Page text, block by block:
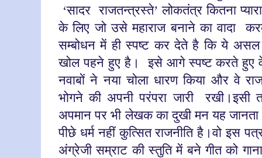
‘सादर राजतन्त्रस्ते’ लोकतंत्र कितना
के लिए जो उसे महाराज बनाने का वादा
सम्बोधन में ही स्पष्ट कर देते है कि ये
खोल पहने हुए है। इसे आगे स्पष्ट करते हुए
नवाबों ने नया चोला धारण किया और वे
भोगने की अपनी परंपरा जारी
रखी।इसी
अपमान पर भी लेखक का दुखी मन यह जानता
पीछे धर्म नहीं कुत्सित राजनीति है।वो इस
अंग्रेजी सम्राट की स्तुति में बने गीत को